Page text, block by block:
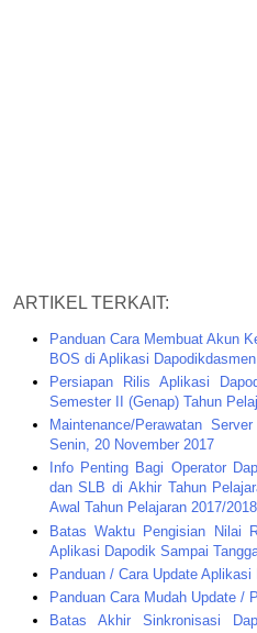
ARTIKEL TERKAIT:
Panduan Cara Membuat Akun
BOS di Aplikasi
Persiapan Rilis Aplikasi
Semester II (Genap) Tahun
Maintenance/Perawatan
Senin, 20 November 2017
Info Penting Bagi Operator
dan SLB di Akhir Tahun
Awal Tahun Pelajaran 2017/2018
Batas Waktu Pengisian Nilai
Aplikasi Dapodik Sampai
Panduan / Cara Update
Panduan Cara Mudah Update /
Batas Akhir Sinkronisasi